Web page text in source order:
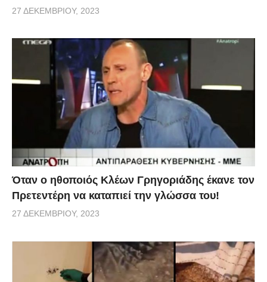
27 ΔΕΚΕΜΒΡΊΟΥ, 2023
Όταν ο ηθοποιός Κλέων Γρηγοριάδης έκανε τον
Πρετεντέρη να καταπιεί την γλώσσα του!
27 ΔΕΚΕΜΒΡΊΟΥ, 2023